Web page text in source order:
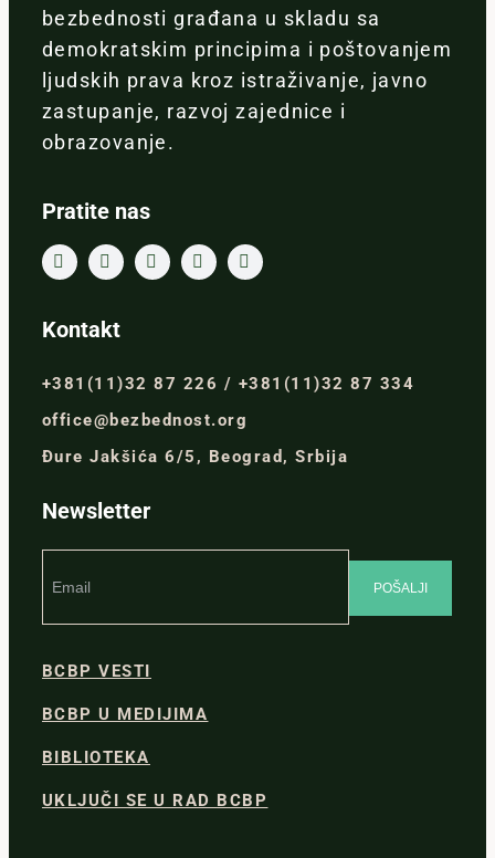
bezbednosti građana u skladu sa
demokratskim principima i poštovanjem
ljudskih prava kroz istraživanje, javno
zastupanje, razvoj zajednice i
obrazovanje.
Pratite nas
Kontakt
+381(11)32 87 226 / +381(11)32 87 334
office@bezbednost.org
Đure Jakšića 6/5, Beograd, Srbija
Newsletter
BCBP VESTI
BCBP U MEDIJIMA
BIBLIOTEKA
UKLJUČI SE U RAD BCBP